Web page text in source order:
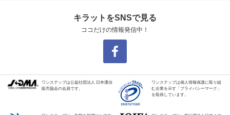
キラットをSNSで見る
ココだけの情報発信中！
ワンステップは公益社団法人 日本通信
販売協会の会員です。
ワンステップは個人情報保護に取り組
む企業を示す「プライバシーマーク」
を取得しています。